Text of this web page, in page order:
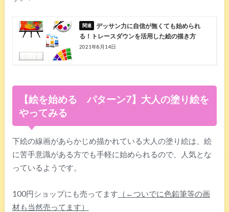
デッサン力に自信が無くても始められ
る！トレースダウンを活用した絵の描き方
2021年8月14日
【絵を始める パターン7】大人の塗り絵を
やってみる
下絵の線画があらかじめ描かれている大人の塗り絵は、絵
に苦手意識がある方でも手軽に始められるので、人気とな
っているようです。
100円ショップにも売ってます （←ついでに色鉛筆等の画
材も当然売ってます）